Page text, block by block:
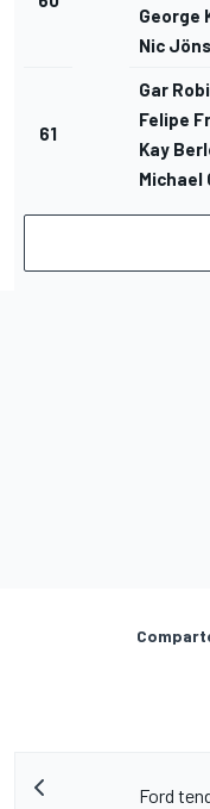
George
Nic
61
Gar
Felipe
Kay
Michael
Ford